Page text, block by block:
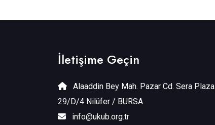
İletişime Geçin
Alaaddin Bey Mah. Pazar Cd. Sera Plaza
29/D/4 Nilüfer / BURSA
info@ukub.org.tr